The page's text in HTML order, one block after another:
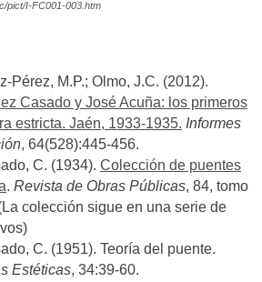
pict/I-FC001-003.htm
Pérez, M.P.; Olmo, J.C. (2012).
Casado y José Acuña: los primeros
estricta. Jaén, 1933-1935. Informes
, 64(528):445-456.
C. (1934). Colección de puentes
. Revista de Obras Públicas, 84, tomo
colección sigue en una serie de
C. (1951). Teoría del puente.
Estéticas, 34:39-60.